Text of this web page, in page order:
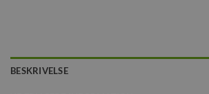
BESKRIVELSE